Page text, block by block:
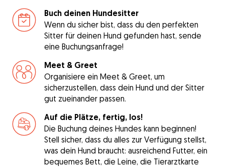
Buch deinen Hundesitter
Wenn du sicher bist, dass du den perfekten
Sitter für deinen Hund gefunden hast, sende
eine Buchungsanfrage!
Meet & Greet
Organisiere ein Meet & Greet, um
sicherzustellen, dass dein Hund und der Sitter
gut zueinander passen.
Auf die Plätze, fertig, los!
Die Buchung deines Hundes kann beginnen!
Stell sicher, dass du alles zur Verfügung stellst,
was dein Hund braucht: ausreichend Futter, ein
bequemes Bett, die Leine, die Tierarztkarte